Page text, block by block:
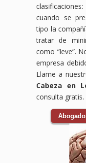
cuando se
tipo la
tratar de
como “leve”.
empresa
Llame a
Cabeza en
consulta gratis.